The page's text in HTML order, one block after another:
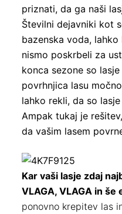
priznati, da ga naši
Številni dejavniki kot
bazenska voda,
nismo poskrbeli za
konca sezone so
povrhnjica lasu
lahko rekli, da so
Ampak tukaj je
da vašim lasem
Kar vaši lasje zdaj
VLAGA, VLAGA in še
ponovno krepitev las